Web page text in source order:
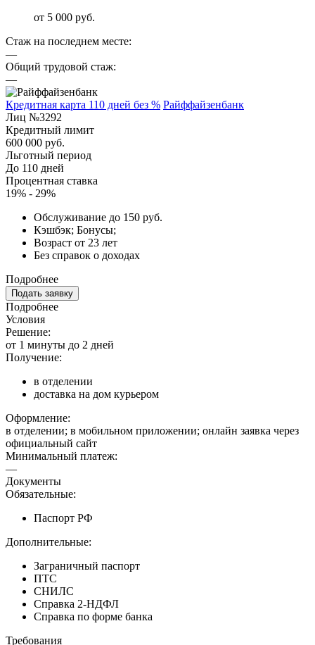
от 5 000 руб.
Стаж на последнем месте:
—
Общий трудовой стаж:
—
Кредитная карта 110 дней без % Райффайзенбанк
Лиц №3292
Кредитный лимит
600 000 руб.
Льготный период
До 110 дней
Процентная ставка
19% - 29%
Обслуживание до 150 руб.
Кэшбэк; Бонусы;
Возраст от 23 лет
Без справок о доходах
Подробнее
Подать заявку
Подробнее
Условия
Решение:
от 1 минуты до 2 дней
Получение:
в отделении
доставка на дом курьером
Оформление:
в отделении; в мобильном приложении; онлайн заявка через
официальный сайт
Минимальный платеж:
—
Документы
Обязательные:
Паспорт РФ
Дополнительные:
Заграничный паспорт
ПТС
СНИЛС
Справка 2-НДФЛ
Справка по форме банка
Требования